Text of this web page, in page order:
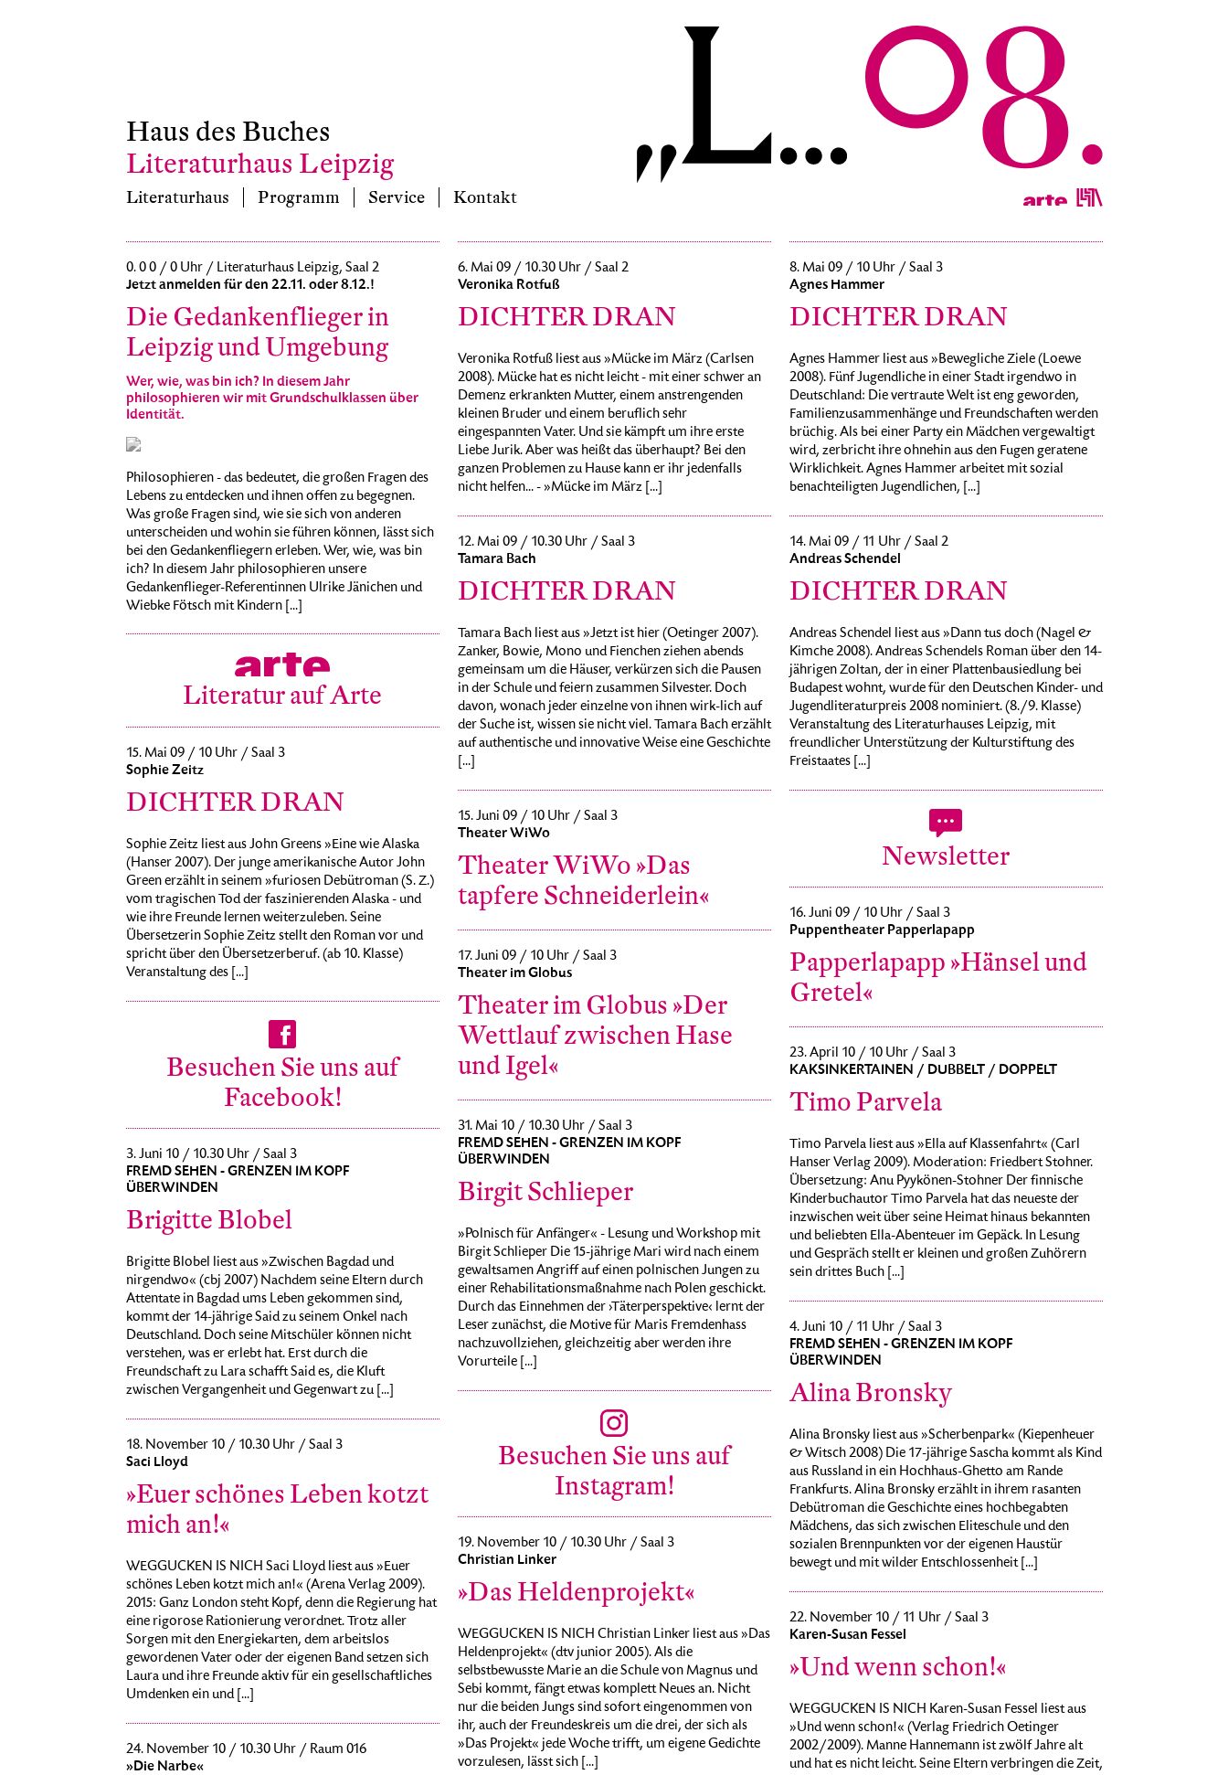
Haus des Buches
Literaturhaus Leipzig
Literaturhaus Programm Service Kontakt
0. 0 0 / 0 Uhr / Literaturhaus Leipzig, Saal 2
Jetzt anmelden für den 22.11. oder 8.12.!
Die Gedankenflieger in
Leipzig und Umgebung
Wer, wie, was bin ich? In diesem Jahr
philosophieren wir mit Grundschulklassen über
Identität.
Philosophieren - das bedeutet, die großen Fragen des
Lebens zu entdecken und ihnen offen zu begegnen.
Was große Fragen sind, wie sie sich von anderen
unterscheiden und wohin sie führen können, lässt sich
bei den Gedankenfliegern erleben. Wer, wie, was bin
ich? In diesem Jahr philosophieren unsere
Gedankenflieger-Referentinnen Ulrike Jänichen und
Wiebke Fötsch mit Kindern [...]
6. Mai 09 / 10.30 Uhr / Saal 2
Veronika Rotfuß
DICHTER DRAN
Veronika Rotfuß liest aus »Mücke im März (Carlsen
2008). Mücke hat es nicht leicht - mit einer schwer an
Demenz erkrankten Mutter, einem anstrengenden
kleinen Bruder und einem beruflich sehr
eingespannten Vater. Und sie kämpft um ihre erste
Liebe Jurik. Aber was heißt das überhaupt? Bei den
ganzen Problemen zu Hause kann er ihr jedenfalls
nicht helfen... - »Mücke im März [...]
8. Mai 09 / 10 Uhr / Saal 3
Agnes Hammer
DICHTER DRAN
Agnes Hammer liest aus »Bewegliche Ziele (Loewe
2008). Fünf Jugendliche in einer Stadt irgendwo in
Deutschland: Die vertraute Welt ist eng geworden,
Familienzusammenhänge und Freundschaften werden
brüchig. Als bei einer Party ein Mädchen vergewaltigt
wird, zerbricht ihre ohnehin aus den Fugen geratene
Wirklichkeit. Agnes Hammer arbeitet mit sozial
benachteiligten Jugendlichen, [...]
12. Mai 09 / 10.30 Uhr / Saal 3
Tamara Bach
DICHTER DRAN
Tamara Bach liest aus »Jetzt ist hier (Oetinger 2007).
Zanker, Bowie, Mono und Fienchen ziehen abends
gemeinsam um die Häuser, verkürzen sich die Pausen
in der Schule und feiern zusammen Silvester. Doch
davon, wonach jeder einzelne von ihnen wirk-lich auf
der Suche ist, wissen sie nicht viel. Tamara Bach erzählt
auf authentische und innovative Weise eine Geschichte
[...]
14. Mai 09 / 11 Uhr / Saal 2
Andreas Schendel
DICHTER DRAN
Andreas Schendel liest aus »Dann tus doch (Nagel &
Kimche 2008). Andreas Schendels Roman über den 14-
jährigen Zoltan, der in einer Plattenbausiedlung bei
Budapest wohnt, wurde für den Deutschen Kinder- und
Jugendliteraturpreis 2008 nominiert. (8./9. Klasse)
Veranstaltung des Literaturhauses Leipzig, mit
freundlicher Unterstützung der Kulturstiftung des
Freistaates [...]
Literatur auf Arte
15. Mai 09 / 10 Uhr / Saal 3
Sophie Zeitz
DICHTER DRAN
Sophie Zeitz liest aus John Greens »Eine wie Alaska
(Hanser 2007). Der junge amerikanische Autor John
Green erzählt in seinem »furiosen Debütroman (S. Z.)
vom tragischen Tod der faszinierenden Alaska - und
wie ihre Freunde lernen weiterzuleben. Seine
Übersetzerin Sophie Zeitz stellt den Roman vor und
spricht über den Übersetzerberuf. (ab 10. Klasse)
Veranstaltung des [...]
15. Juni 09 / 10 Uhr / Saal 3
Theater WiWo
Theater WiWo »Das
tapfere Schneiderlein«
Newsletter
16. Juni 09 / 10 Uhr / Saal 3
Puppentheater Papperlapapp
Papperlapapp »Hänsel und
Gretel«
17. Juni 09 / 10 Uhr / Saal 3
Theater im Globus
Theater im Globus »Der
Wettlauf zwischen Hase
und Igel«
Besuchen Sie uns auf
Facebook!
23. April 10 / 10 Uhr / Saal 3
KAKSINKERTAINEN / DUBBELT / DOPPELT
Timo Parvela
Timo Parvela liest aus »Ella auf Klassenfahrt« (Carl
Hanser Verlag 2009). Moderation: Friedbert Stohner.
Übersetzung: Anu Pyykönen-Stohner Der finnische
Kinderbuchautor Timo Parvela hat das neueste der
inzwischen weit über seine Heimat hinaus bekannten
und beliebten Ella-Abenteuer im Gepäck. In Lesung
und Gespräch stellt er kleinen und großen Zuhörern
sein drittes Buch [...]
31. Mai 10 / 10.30 Uhr / Saal 3
FREMD SEHEN - GRENZEN IM KOPF
ÜBERWINDEN
Birgit Schlieper
»Polnisch für Anfänger« - Lesung und Workshop mit
Birgit Schlieper Die 15-jährige Mari wird nach einem
gewaltsamen Angriff auf einen polnischen Jungen zu
einer Rehabilitationsmaßnahme nach Polen geschickt.
Durch das Einnehmen der ›Täterperspektive‹ lernt der
Leser zunächst, die Motive für Maris Fremdenhass
nachzuvollziehen, gleichzeitig aber werden ihre
Vorurteile [...]
3. Juni 10 / 10.30 Uhr / Saal 3
FREMD SEHEN - GRENZEN IM KOPF
ÜBERWINDEN
Brigitte Blobel
Brigitte Blobel liest aus »Zwischen Bagdad und
nirgendwo« (cbj 2007) Nachdem seine Eltern durch
Attentate in Bagdad ums Leben gekommen sind,
kommt der 14-jährige Said zu seinem Onkel nach
Deutschland. Doch seine Mitschüler können nicht
verstehen, was er erlebt hat. Erst durch die
Freundschaft zu Lara schafft Said es, die Kluft
zwischen Vergangenheit und Gegenwart zu [...]
4. Juni 10 / 11 Uhr / Saal 3
FREMD SEHEN - GRENZEN IM KOPF
ÜBERWINDEN
Alina Bronsky
Alina Bronsky liest aus »Scherbenpark« (Kiepenheuer
& Witsch 2008) Die 17-jährige Sascha kommt als Kind
aus Russland in ein Hochhaus-Ghetto am Rande
Frankfurts. Alina Bronsky erzählt in ihrem rasanten
Debütroman die Geschichte eines hochbegabten
Mädchens, das sich zwischen Eliteschule und den
sozialen Brennpunkten vor der eigenen Haustür
bewegt und mit wilder Entschlossenheit [...]
Besuchen Sie uns auf
Instagram!
18. November 10 / 10.30 Uhr / Saal 3
Saci Lloyd
»Euer schönes Leben kotzt
mich an!«
WEGGUCKEN IS NICH Saci Lloyd liest aus »Euer
schönes Leben kotzt mich an!« (Arena Verlag 2009).
2015: Ganz London steht Kopf, denn die Regierung hat
eine rigorose Rationierung verordnet. Trotz aller
Sorgen mit den Energiekarten, dem arbeitslos
gewordenen Vater oder der eigenen Band setzen sich
Laura und ihre Freunde aktiv für ein gesellschaftliches
Umdenken ein und [...]
19. November 10 / 10.30 Uhr / Saal 3
Christian Linker
»Das Heldenprojekt«
WEGGUCKEN IS NICH Christian Linker liest aus »Das
Heldenprojekt« (dtv junior 2005). Als die
selbstbewusste Marie an die Schule von Magnus und
Sebi kommt, fängt etwas komplett Neues an. Nicht
nur die beiden Jungs sind sofort eingenommen von
ihr, auch der Freundeskreis um die drei, der sich als
»Das Projekt« jede Woche trifft, um eigene Gedichte
vorzulesen, lässt sich [...]
22. November 10 / 11 Uhr / Saal 3
Karen-Susan Fessel
»Und wenn schon!«
WEGGUCKEN IS NICH Karen-Susan Fessel liest aus
»Und wenn schon!« (Verlag Friedrich Oetinger
2002/2009). Manne Hannemann ist zwölf Jahre alt
und hat es nicht leicht. Seine Eltern verbringen die Zeit,
24. November 10 / 10.30 Uhr / Raum 016
»Die Narbe«